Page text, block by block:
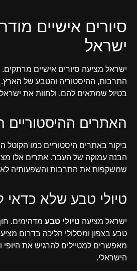
סיורים אישיים
ישראל
ישראל מציעה סיורים אישיים
התרבות, ההיסטוריה והטבע של הארץ.
בטיול שמתאים להם, ולחוות את ישראל
האתרים ההיסטוריים
ביקור באתרים היסטוריים כמו הקוטל
הבנה עמוקה של העבר. אתרים אלו
שמשקפות את התרבות והשפעותיה
טיולי טבע שלא
ישראל מציעה טיולי טבע מדהימים.
טבע בצפון ומסלולי הליכה בדרום
מאפשרים למטיילים להרגיש את
הישראלי.